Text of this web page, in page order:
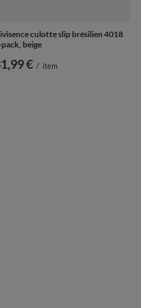
culotte slip brésilien 4018
beige
€ / item